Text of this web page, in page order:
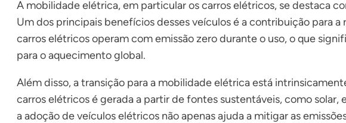
A mobilidade elétrica, em particular os carros elétricos, se destaca
Um dos principais benefícios desses veículos é a contribuição para
carros elétricos operam com emissão zero durante o uso, o que
para o aquecimento global.
Além disso, a transição para a mobilidade elétrica está
carros elétricos é gerada a partir de fontes sustentáveis, como
a adoção de veículos elétricos não apenas ajuda a mitigar as